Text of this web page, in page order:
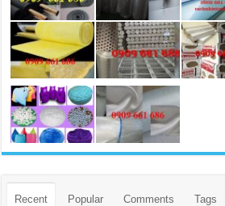
Recent Popular Comments Tags